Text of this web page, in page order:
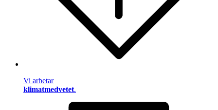
Vi arbetar
klimatmedvetet.